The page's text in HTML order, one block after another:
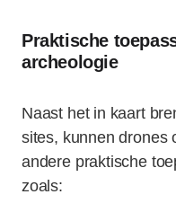
Praktische
archeologie
Naast het in kaart
sites, kunnen drones
andere praktische
zoals: